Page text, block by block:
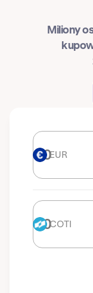
Miliony
EUR EUR
COTI COTI